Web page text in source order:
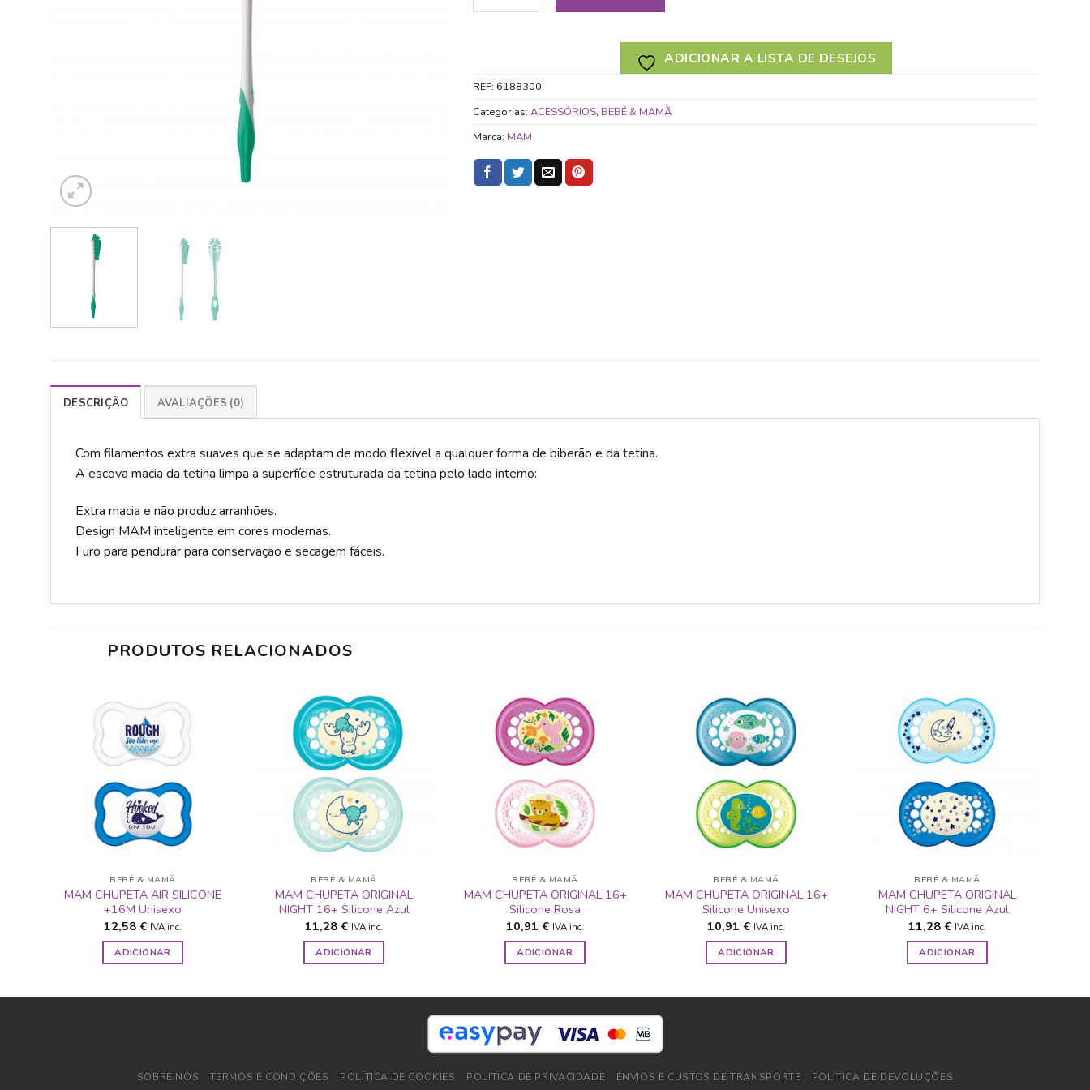
ADICIONAR A LISTA DE DESEJOS
REF: 6188300
Categorias: ACESSÓRIOS, BEBÉ & MAMÃ
Marca: MAM
DESCRIÇÃO AVALIAÇÕES (0)
Com filamentos extra suaves que se adaptam de modo flexível a qualquer forma de biberão e da tetina.
A escova macia da tetina limpa a superfície estruturada da tetina pelo lado interno:
Extra macia e não produz arranhões.
Design MAM inteligente em cores modernas.
Furo para pendurar para conservação e secagem fáceis.
PRODUTOS RELACIONADOS
ADICIONAR
DESEJOS
BEBÉ & MAMÃ
MAM CHUPETA AIR SILICONE
+16M Unisexo
12,58 € IVA inc.
ADICIONAR
ADICIONAR
A LISTA DE
DESEJOS
BEBÉ & MAMÃ
MAM CHUPETA ORIGINAL
NIGHT 16+ Silicone Azul
11,28 € IVA inc.
ADICIONAR
ADICIONAR
DESEJOS
BEBÉ & MAMÃ
MAM CHUPETA ORIGINAL 16+
Silicone Rosa
10,91 € IVA inc.
ADICIONAR
ADICIONAR
DESEJOS
BEBÉ & MAMÃ
MAM CHUPETA ORIGINAL 16+
Silicone Unisexo
10,91 € IVA inc.
ADICIONAR
ADICIONAR
DESEJOS
BEBÉ & MAMÃ
MAM CHUPETA ORIGINAL
NIGHT 6+ Silicone Azul
11,28 € IVA inc.
ADICIONAR
SOBRE NÓS TERMOS E CONDIÇÕES POLÍTICA DE COOKIES POLÍTICA DE PRIVACIDADE ENVIOS E CUSTOS DE TRANSPORTE POLÍTICA DE DEVOLUÇÕES